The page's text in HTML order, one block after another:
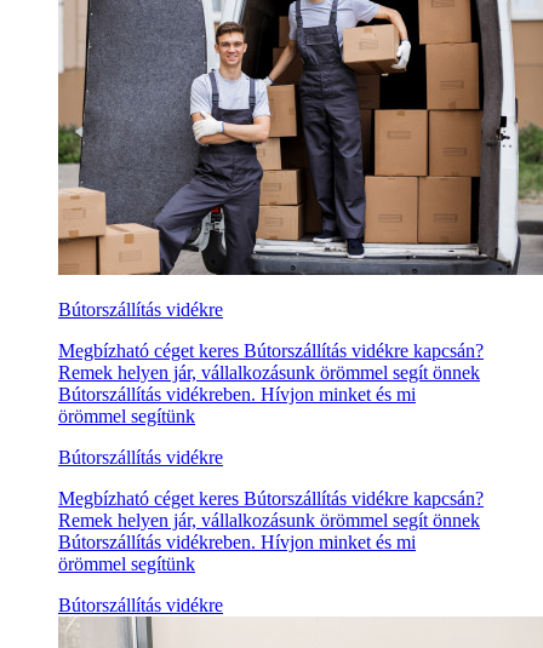
Bútorszállítás vidékre
Megbízható céget keres Bútorszállítás vidékre kapcsán?
Remek helyen jár, vállalkozásunk örömmel segít önnek
Bútorszállítás vidékreben. Hívjon minket és mi
örömmel segítünk
Bútorszállítás vidékre
Megbízható céget keres Bútorszállítás vidékre kapcsán?
Remek helyen jár, vállalkozásunk örömmel segít önnek
Bútorszállítás vidékreben. Hívjon minket és mi
örömmel segítünk
Bútorszállítás vidékre